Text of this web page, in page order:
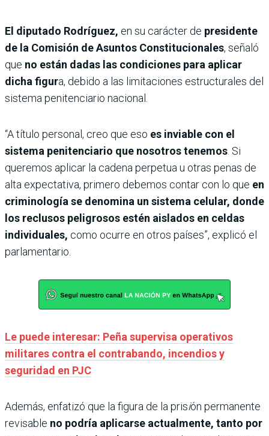
El diputado Rodríguez, en su carácter de presidente
de la Comisión de Asuntos Constitucionales, señaló
que no están dadas las condiciones para aplicar
dicha figura, debido a las limitaciones estructurales del
sistema penitenciario nacional.
“A título personal, creo que eso es inviable con el
sistema penitenciario que nosotros tenemos . Si
queremos aplicar la cadena perpetua u otras penas de
alta expectativa, primero debemos contar con lo que en
criminología se denomina un sistema celular, donde
los reclusos peligrosos estén aislados en celdas
individuales, como ocurre en otros países”, explicó el
parlamentario.
Le puede interesar: Peña supervisa operativos
militares contra el contrabando, incendios y
seguridad en PJC
Además, enfatizó que la figura de la prisión permanente
revisable no podría aplicarse actualmente, tanto por